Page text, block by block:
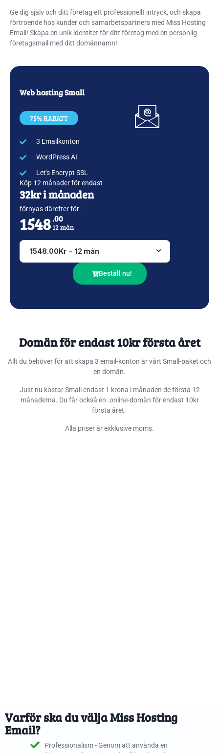
Ge dig själv och ditt företag ett professionellt intryck, och skapa
förtroende hos kunder och samarbetspartners med Miss Hosting
Email! Skapa en unik identitet för ditt företag med en personlig
företagsmail med ditt domännamn!
Web hosting Small
75% RABATT
3 Emailkonton
WordPress AI
Let's Encrypt SSL
Köp 12 månader för endast
32kr i månaden
förnyas därefter för:
1548.00
12 mån
1548.00Kr - 12 mån
Beställ nu!
Domän för endast 10kr första året
Allt du behöver för att skapa 3 email-konton är vårt Small-paket och
en domän.
Just nu kostar Small endast 1 krona i månaden de första 12
månaderna. Du får också en .online-domän för endast 10kr
första året.
Alla priser är exklusive moms.
Varför ska du välja Miss Hosting
Email?
Professionalism - Genom att använda en